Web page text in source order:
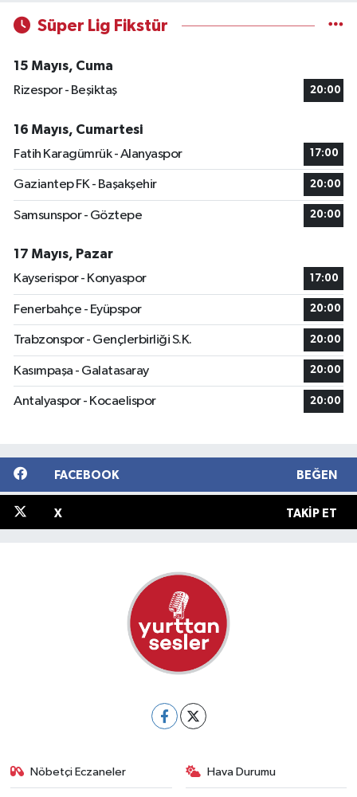
Süper Lig Fikstür
15 Mayıs, Cuma
Rizespor - Beşiktaş
20:00
16 Mayıs, Cumartesi
Fatih Karagümrük - Alanyaspor
17:00
Gaziantep FK - Başakşehir 20:00
Samsunspor - Göztepe 20:00
17 Mayıs, Pazar
Kayserispor - Konyaspor
17:00
Fenerbahçe - Eyüpspor 20:00
Trabzonspor - Gençlerbirliği S.K. 20:00
Kasımpaşa - Galatasaray 20:00
Antalyaspor - Kocaelispor 20:00
FACEBOOK BEĞEN
X TAKIP ET
Nöbetçi Eczaneler Hava Durumu